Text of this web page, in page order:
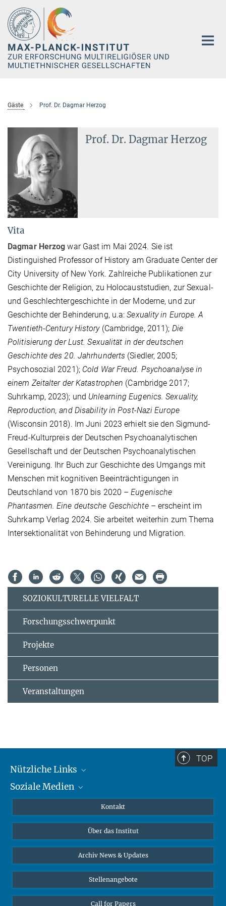
Hauptinhalt
Gäste Prof. Dr. Dagmar Herzog
Prof. Dr. Dagmar Herzog
Vita
Dagmar Herzog war Gast im Mai 2024. Sie ist
Distinguished Professor of History am Graduate Center der
City University of New York. Zahlreiche Publikationen zur
Geschichte der Religion, zu Holocauststudien, zur Sexual-
und Geschlechtergeschichte in der Moderne, und zur
Geschichte der Behinderung, u.a: Sexuality in Europe. A
Twentieth-Century History(Cambridge, 2011); Die
Politisierung der Lust. Sexualität in der deutschen
Geschichte des 20. Jahrhunderts (Siedler, 2005;
Psychosozial 2021); Cold War Freud. Psychoanalyse in
einem Zeitalter der Katastrophen (Cambridge 2017;
Suhrkamp, 2023); und Unlearning Eugenics. Sexuality,
Reproduction, and Disability in Post-Nazi Europe
(Wisconsin 2018). Im Juni 2023 erhielt sie den Sigmund-
Freud-Kulturpreis der Deutschen Psychoanalytischen
Gesellschaft und der Deutschen Psychoanalytischen
Vereinigung. Ihr Buch zur Geschichte des Umgangs mit
Menschen mit kognitiven Beeinträchtigungen in
Deutschland von 1870 bis 2020 –Eugenische
Phantasmen. Eine deutsche Geschichte– erscheint im
Suhrkamp Verlag 2024. Sie arbeitet weiterhin zum Thema
Intersektionalität von Behinderung und Migration.
SOZIOKULTURELLE VIELFALT
Forschungsschwerpunkt
Projekte
Personen
Veranstaltungen
TOP
Nützliche Links
MMG Alumni Corner
Online-Vorträge
Interviews zum Thema "Diversity"
Soziale Medien
Bluesky
Kontakt
Über das Institut
Archiv News & Updates
Stellenangebote
Call for Papers